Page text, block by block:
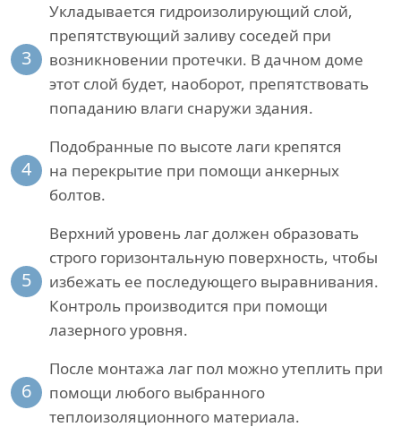
3
Укладывается гидроизолирующий слой,
препятствующий заливу соседей при
возникновении протечки. В дачном доме
этот слой будет, наоборот, препятствовать
попаданию влаги снаружи здания.
4
Подобранные по высоте лаги крепятся
на перекрытие при помощи анкерных
болтов.
5
Верхний уровень лаг должен образовать
строго горизонтальную поверхность, чтобы
избежать ее последующего выравнивания.
Контроль производится при помощи
лазерного уровня.
6
После монтажа лаг пол можно утеплить при
помощи любого выбранного
теплоизоляционного материала.